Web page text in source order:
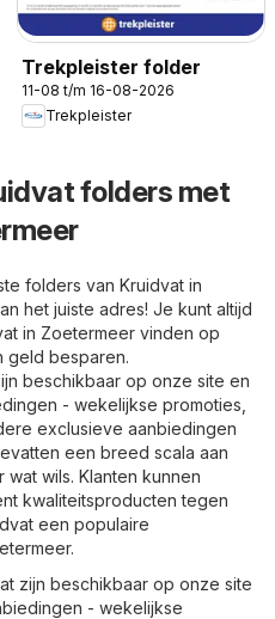
Trekpleister folder
11-08 t/m 16-08-2026
Trekpleister
folders met
folders van Kruidvat in
het juiste adres! Je kunt altijd
in Zoetermeer vinden op
geld besparen.
beschikbaar op onze site en
- wekelijkse promoties,
exclusieve aanbiedingen
een breed scala aan
wils. Klanten kunnen
kwaliteitsproducten tegen
een populaire
zijn beschikbaar op onze site
- wekelijkse